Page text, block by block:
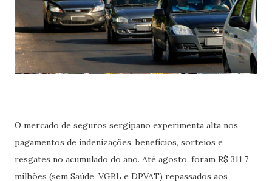
O mercado de seguros sergipano experimenta alta nos
pagamentos de indenizações, benefícios, sorteios e
resgates no acumulado do ano. Até agosto, foram R$ 311,7
milhões (sem Saúde, VGBL e DPVAT) repassados aos